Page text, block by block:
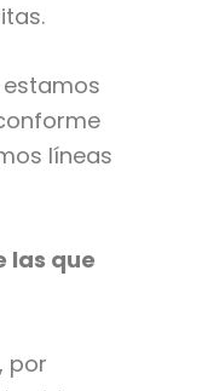
líneas
las que
por